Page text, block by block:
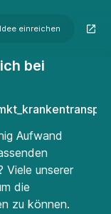
Idee einreichen
bei
Aufwand
Viele unserer
die
zu können.